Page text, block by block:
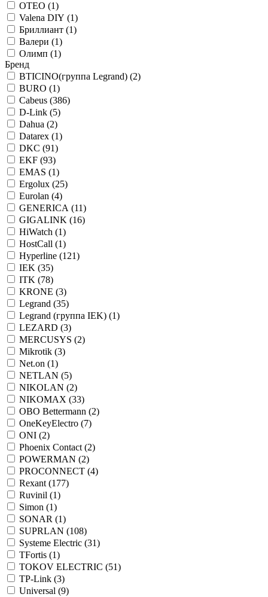
OTEO (1)
Valena DIY (1)
Бриллиант (1)
Валери (1)
Олимп (1)
Бренд
BTICINO(группа Legrand) (2)
BURO (1)
Cabeus (386)
D-Link (5)
Dahua (2)
Datarex (1)
DKC (91)
EKF (93)
EMAS (1)
Ergolux (25)
Eurolan (4)
GENERICA (11)
GIGALINK (16)
HiWatch (1)
HostCall (1)
Hyperline (121)
IEK (35)
ITK (78)
KRONE (3)
Legrand (35)
Legrand (группа IEK) (1)
LEZARD (3)
MERCUSYS (2)
Mikrotik (3)
Net.on (1)
NETLAN (5)
NIKOLAN (2)
NIKOMAX (33)
OBO Bettermann (2)
OneKeyElectro (7)
ONI (2)
Phoenix Contact (2)
POWERMAN (2)
PROCONNECT (4)
Rexant (177)
Ruvinil (1)
Simon (1)
SONAR (1)
SUPRLAN (108)
Systeme Electric (31)
TFortis (1)
TOKOV ELECTRIC (51)
TP-Link (3)
Universal (9)